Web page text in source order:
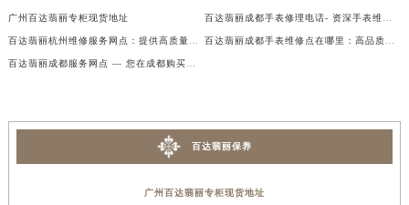
广州百达翡丽专柜现货地址
百达翡丽保养
广州百达翡丽专柜现货地址